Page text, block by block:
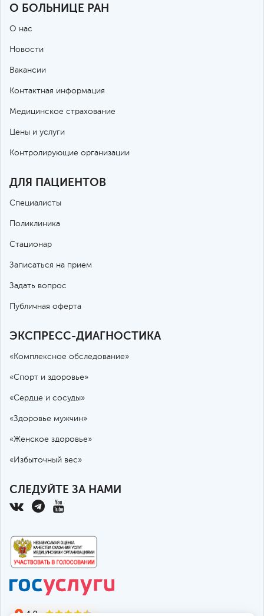
О БОЛЬНИЦЕ РАН
О нас
Новости
Вакансии
Контактная информация
Медицинское страхование
Цены и услуги
Контролирующие организации
ДЛЯ ПАЦИЕНТОВ
Специалисты
Поликлиника
Стационар
Записаться на прием
Задать вопрос
Публичная оферта
ЭКСПРЕСС-ДИАГНОСТИКА
«Комплексное обследование»
«Спорт и здоровье»
«Сердце и сосуды»
«Здоровье мужчин»
«Женское здоровье»
«Избыточный вес»
СЛЕДУЙТЕ ЗА НАМИ